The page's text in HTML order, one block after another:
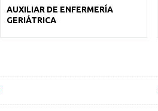
AUXILIAR DE ENFERMERÍA
GERIÁTRICA